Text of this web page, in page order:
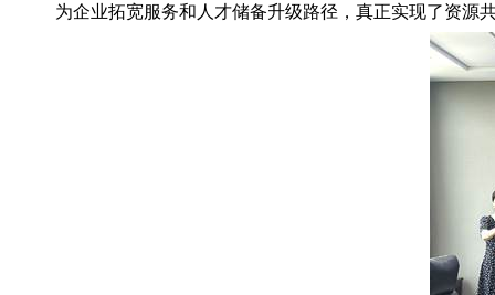
为企业拓宽服务和人才储备升级路径，真正实现了资源